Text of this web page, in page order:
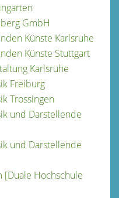
GmbH
Künste Karlsruhe
Künste Stuttgart
Karlsruhe
Freiburg
Trossingen
und Darstellende
und Darstellende
Hochschule